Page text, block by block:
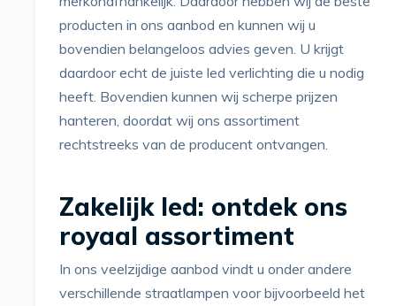
producten in ons aanbod en kunnen wij u
bovendien belangeloos advies geven. U krijgt
daardoor echt de juiste led verlichting die u nodig
heeft. Bovendien kunnen wij scherpe prijzen
hanteren, doordat wij ons assortiment
rechtstreeks van de producent ontvangen.
Zakelijk led: ontdek ons
royaal assortiment
In ons veelzijdige aanbod vindt u onder andere
verschillende straatlampen voor bijvoorbeeld het